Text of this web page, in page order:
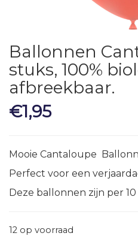
Ballonnen
stuks, 100%
afbreekbaar.
€1,95
Mooie Cantaloupe
Perfect voor een
Deze ballonnen zijn per
12 op voorraad